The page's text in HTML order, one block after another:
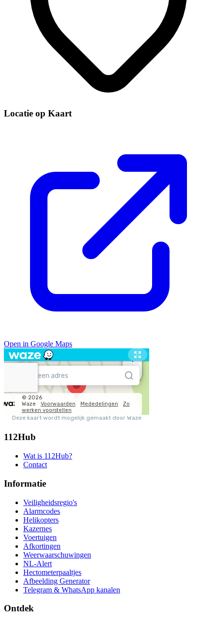
Locatie op Kaart
Open in Google Maps
112Hub
Wat is 112Hub?
Contact
Informatie
Veiligheidsregio's
Alarmcodes
Helikopters
Kazernes
Voertuigen
Afkortingen
Weerwaarschuwingen
NL-Alert
Hectometerpaaltjes
Afbeelding Generator
Telegram & WhatsApp kanalen
Ontdek